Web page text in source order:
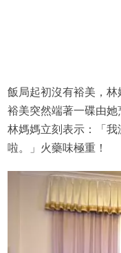
飯局起初沒有裕美，
裕美突然端著一碟由她
林媽媽立刻表示：「
啦。」火藥味極重！